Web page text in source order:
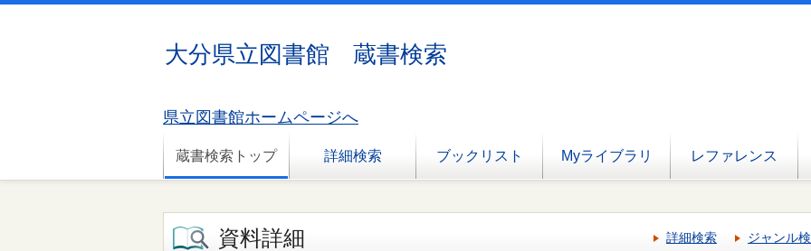
大分県立図書館 蔵書検索
県立図書館ホームページへ
蔵書検索トップ 詳細検索 ブックリスト Myライブラリ レファレンス
資料詳細 詳細検索 ジャンル